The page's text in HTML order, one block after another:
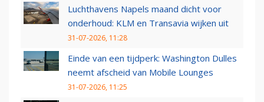
Luchthavens Napels maand dicht voor
onderhoud: KLM en Transavia wijken uit
31-07-2026, 11:28
Einde van een tijdperk: Washington Dulles
neemt afscheid van Mobile Lounges
31-07-2026, 11:25